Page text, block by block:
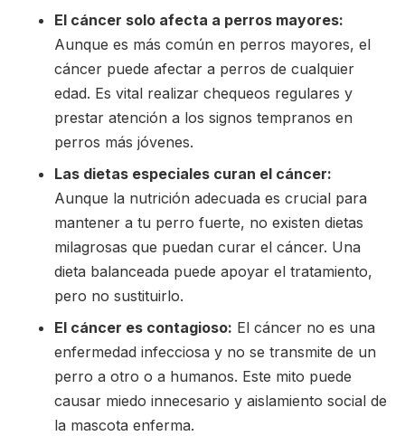
El cáncer solo afecta a perros mayores:
Aunque es más común en perros mayores, el
cáncer puede afectar a perros de cualquier
edad. Es vital realizar chequeos regulares y
prestar atención a los signos tempranos en
perros más jóvenes.
Las dietas especiales curan el cáncer:
Aunque la nutrición adecuada es crucial para
mantener a tu perro fuerte, no existen dietas
milagrosas que puedan curar el cáncer. Una
dieta balanceada puede apoyar el tratamiento,
pero no sustituirlo.
El cáncer es contagioso: El cáncer no es una
enfermedad infecciosa y no se transmite de un
perro a otro o a humanos. Este mito puede
causar miedo innecesario y aislamiento social de
la mascota enferma.